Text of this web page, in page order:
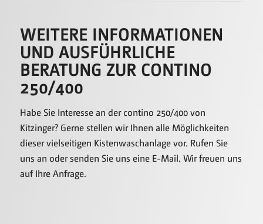
WEITERE INFORMATIONEN
UND AUSFÜHRLICHE
BERATUNG ZUR CONTINO
250/400
Habe Sie Interesse an der contino 250/400 von
Kitzinger? Gerne stellen wir Ihnen alle Möglichkeiten
dieser vielseitigen Kistenwaschanlage vor. Rufen Sie
uns an oder senden Sie uns eine E-Mail. Wir freuen uns
auf Ihre Anfrage.